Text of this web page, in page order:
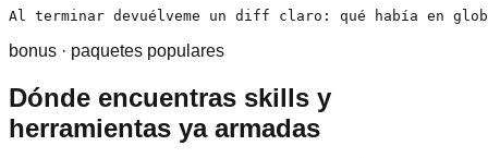
Al terminar devuélveme un diff claro: qué había en
bonus · paquetes populares
Dónde encuentras skills y
herramientas ya armadas